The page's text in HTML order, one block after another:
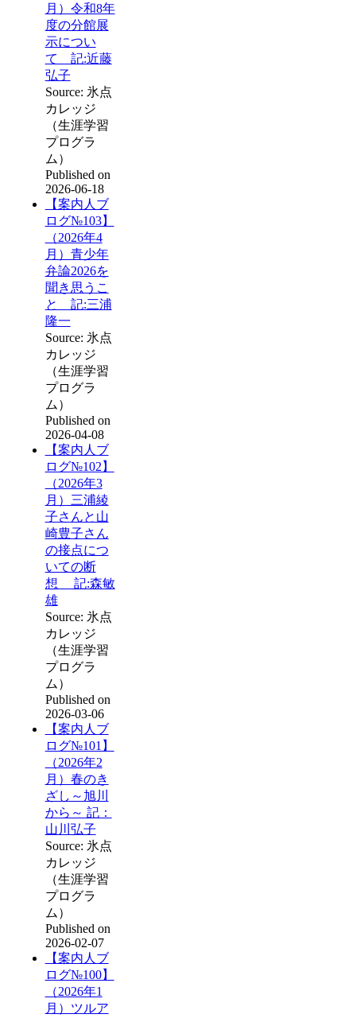
月）令和8年
度の分館展
示につい
て 記:近藤
弘子
Source: 氷点
カレッジ
（生涯学習
プログラ
ム）
Published on
2026-06-18
【案内人ブ
ログ№103】
（2026年4
月）青少年
弁論2026を
聞き思うこ
と 記:三浦
隆一
Source: 氷点
カレッジ
（生涯学習
プログラ
ム）
Published on
2026-04-08
【案内人ブ
ログ№102】
（2026年3
月）三浦綾
子さんと山
崎豊子さん
の接点につ
いての断
想 記:森敏
雄
Source: 氷点
カレッジ
（生涯学習
プログラ
ム）
Published on
2026-03-06
【案内人ブ
ログ№101】
（2026年2
月）春のき
ざし～旭川
から～ 記：
山川弘子
Source: 氷点
カレッジ
（生涯学習
プログラ
ム）
Published on
2026-02-07
【案内人ブ
ログ№100】
（2026年1
月）ツルア